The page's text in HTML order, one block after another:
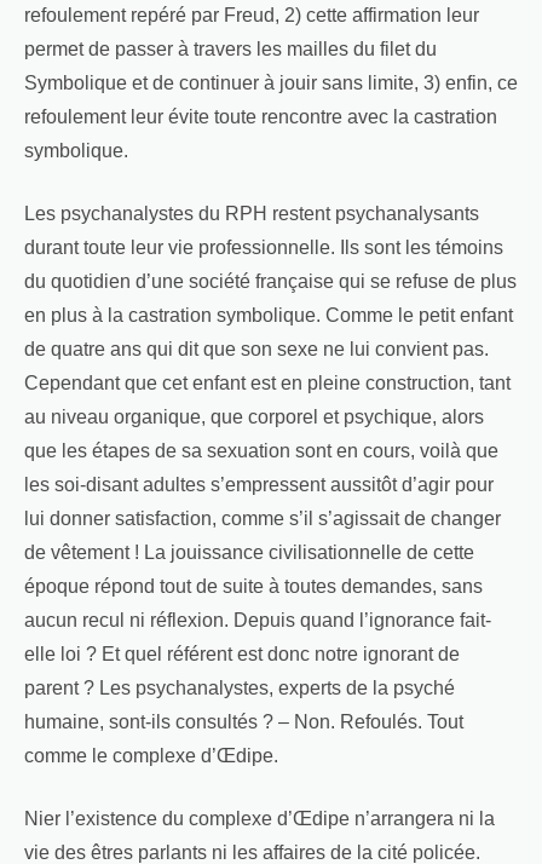
refoulement repéré par Freud, 2) cette affirmation leur
permet de passer à travers les mailles du filet du
Symbolique et de continuer à jouir sans limite, 3) enfin, ce
refoulement leur évite toute rencontre avec la castration
symbolique.
Les psychanalystes du RPH restent psychanalysants
durant toute leur vie professionnelle. Ils sont les témoins
du quotidien d’une société française qui se refuse de plus
en plus à la castration symbolique. Comme le petit enfant
de quatre ans qui dit que son sexe ne lui convient pas.
Cependant que cet enfant est en pleine construction, tant
au niveau organique, que corporel et psychique, alors
que les étapes de sa sexuation sont en cours, voilà que
les soi-disant adultes s’empressent aussitôt d’agir pour
lui donner satisfaction, comme s’il s’agissait de changer
de vêtement ! La jouissance civilisationnelle de cette
époque répond tout de suite à toutes demandes, sans
aucun recul ni réflexion. Depuis quand l’ignorance fait-
elle loi ? Et quel référent est donc notre ignorant de
parent ? Les psychanalystes, experts de la psyché
humaine, sont-ils consultés ? – Non. Refoulés. Tout
comme le complexe d’Œdipe.
Nier l’existence du complexe d’Œdipe n’arrangera ni la
vie des êtres parlants ni les affaires de la cité policée.